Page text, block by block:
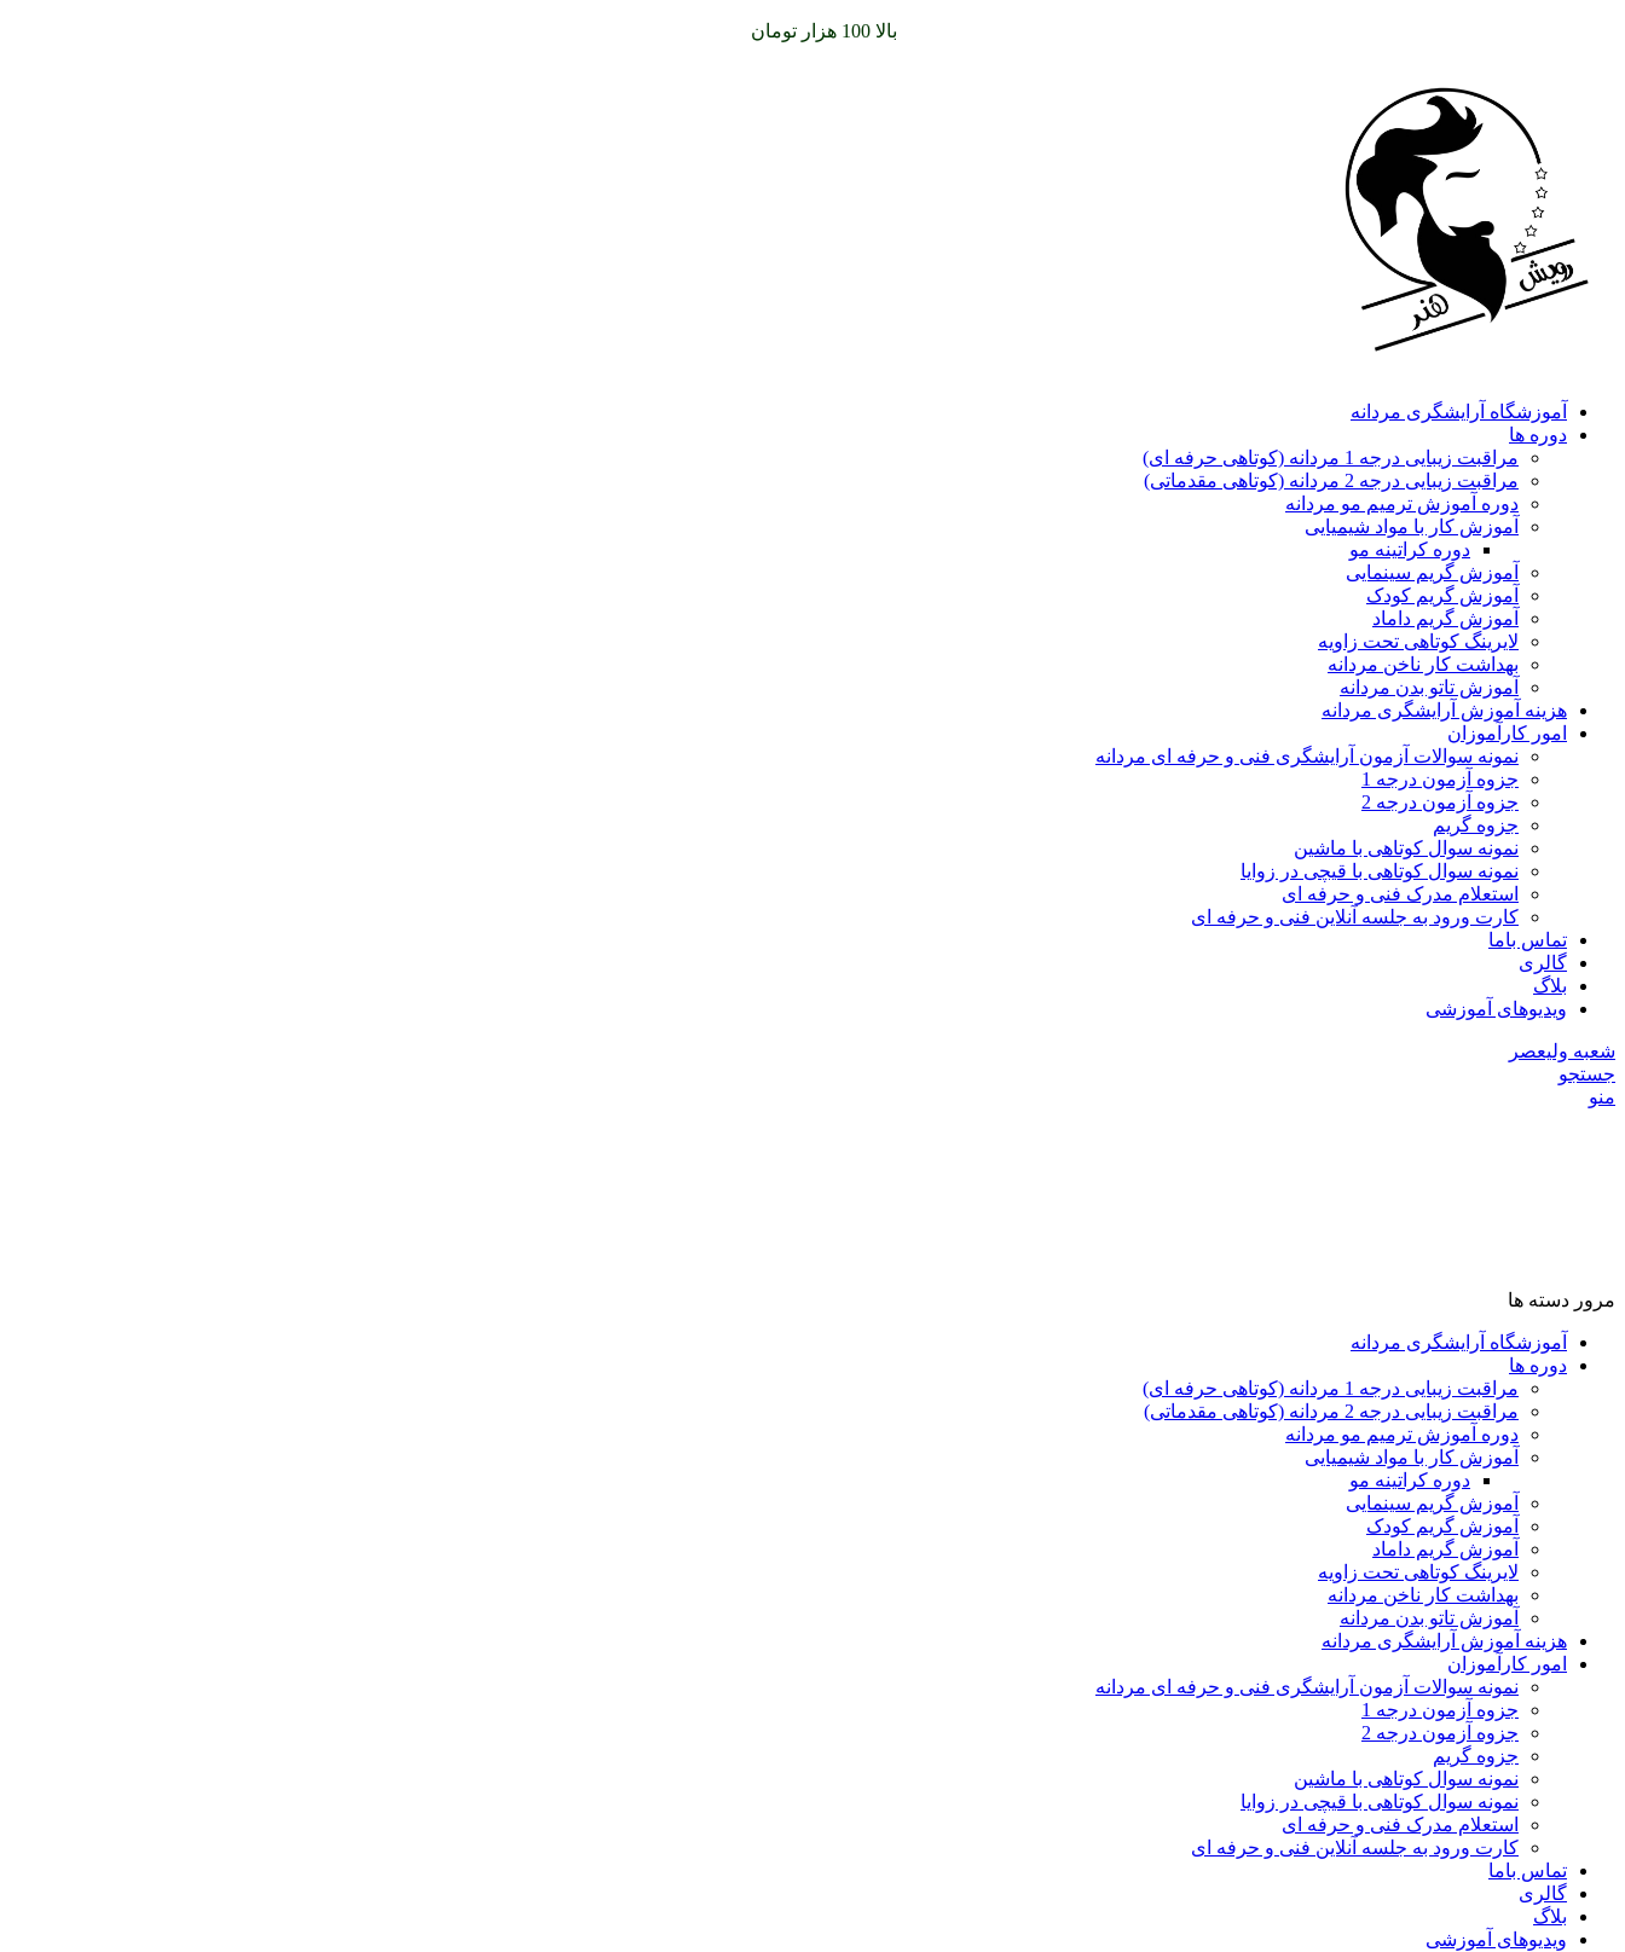
بالا 100 هزار تومان
آموزشگاه آرایشگری مردانه
دوره ها
مراقبت زیبایی درجه 1 مردانه (کوتاهی حرفه ای)
مراقبت زیبایی درجه 2 مردانه (کوتاهی مقدماتی)
دوره آموزش ترمیم مو مردانه
آموزش کار با مواد شیمیایی
دوره کراتینه مو
آموزش گریم سینمایی
آموزش گریم کودک
آموزش گریم داماد
لایرینگ کوتاهی تحت زاویه
بهداشت کار ناخن مردانه
آموزش تاتو بدن مردانه
هزینه آموزش آرایشگری مردانه
امور کارآموزان
نمونه سوالات آزمون آرایشگری فنی و حرفه ای مردانه
جزوه آزمون درجه 1
جزوه آزمون درجه 2
جزوه گریم
نمونه سوال کوتاهی با ماشین
نمونه سوال کوتاهی با قیچی در زوایا
استعلام مدرک فنی و حرفه ای
کارت ورود به جلسه آنلاین فنی و حرفه ای
تماس باما
گالری
بلاگ
ویدیوهای آموزشی
شعبه ولیعصر
جستجو
منو
مرور دسته ها
آموزشگاه آرایشگری مردانه
دوره ها
مراقبت زیبایی درجه 1 مردانه (کوتاهی حرفه ای)
مراقبت زیبایی درجه 2 مردانه (کوتاهی مقدماتی)
دوره آموزش ترمیم مو مردانه
آموزش کار با مواد شیمیایی
دوره کراتینه مو
آموزش گریم سینمایی
آموزش گریم کودک
آموزش گریم داماد
لایرینگ کوتاهی تحت زاویه
بهداشت کار ناخن مردانه
آموزش تاتو بدن مردانه
هزینه آموزش آرایشگری مردانه
امور کارآموزان
نمونه سوالات آزمون آرایشگری فنی و حرفه ای مردانه
جزوه آزمون درجه 1
جزوه آزمون درجه 2
جزوه گریم
نمونه سوال کوتاهی با ماشین
نمونه سوال کوتاهی با قیچی در زوایا
استعلام مدرک فنی و حرفه ای
کارت ورود به جلسه آنلاین فنی و حرفه ای
تماس باما
گالری
بلاگ
ویدیوهای آموزشی